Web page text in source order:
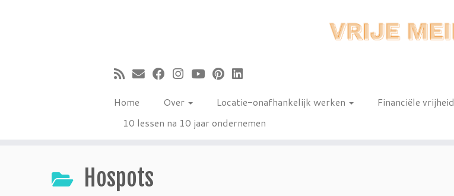
Home Over Locatie-onafhankelijk werken Financiële vrijheid
10 lessen na 10 jaar ondernemen
Hospots